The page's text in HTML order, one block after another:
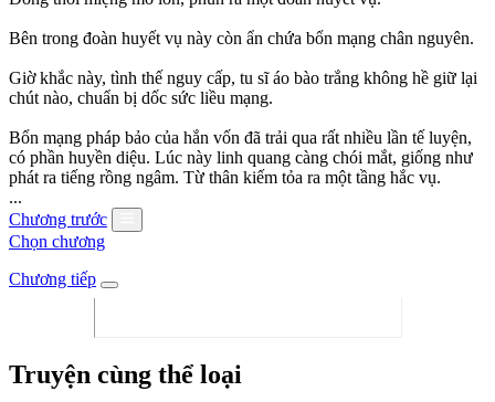
Bên trong đoàn huyết vụ này còn ẩn chứa bổn mạng chân nguyên.
Giờ khắc này, tình thế nguy cấp, tu sĩ áo bào trắng không hề giữ lại
chút nào, chuẩn bị dốc sức liều mạng.
Bổn mạng pháp bảo của hắn vốn đã trải qua rất nhiều lần tế luyện,
có phần huyền diệu. Lúc này linh quang càng chói mắt, giống như
phát ra tiếng rồng ngâm. Từ thân kiếm tỏa ra một tầng hắc vụ.
...
Chương trước
Chọn chương
Chương tiếp
Truyện cùng thể loại